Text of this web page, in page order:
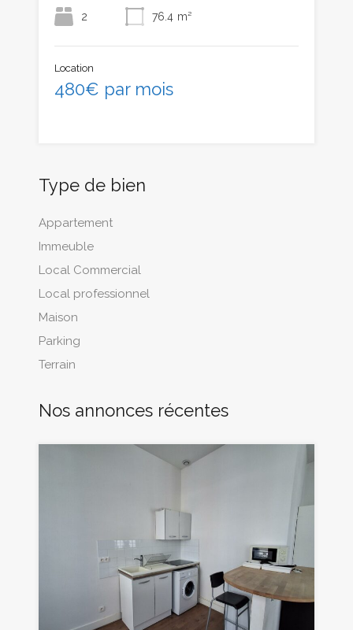
2 76.4 m²
Location
480€ par mois
Type de bien
Appartement
Immeuble
Local Commercial
Local professionnel
Maison
Parking
Terrain
Nos annonces récentes